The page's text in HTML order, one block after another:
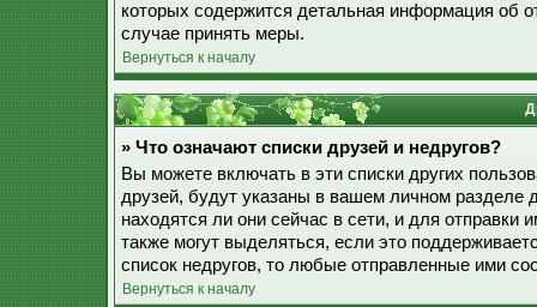
которых содержится детальная информация об
случае принять меры.
Вернуться к началу
» Что означают списки друзей и недругов?
Вы можете включать в эти списки других
друзей, будут указаны в вашем личном разделе
находятся ли они сейчас в сети, и для
также могут выделяться, если это
список недругов, то любые отправленные ими
Вернуться к началу